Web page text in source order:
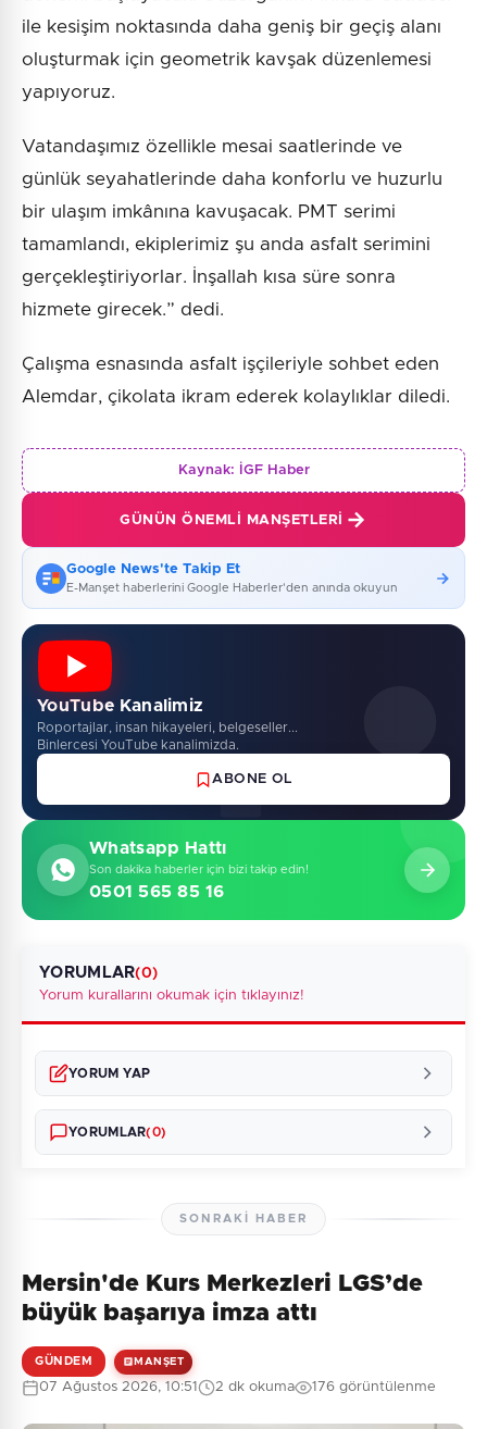
ile kesişim noktasında daha geniş bir geçiş alanı
oluşturmak için geometrik kavşak düzenlemesi
yapıyoruz.
Vatandaşımız özellikle mesai saatlerinde ve
günlük seyahatlerinde daha konforlu ve huzurlu
bir ulaşım imkânına kavuşacak. PMT serimi
tamamlandı, ekiplerimiz şu anda asfalt serimini
gerçekleştiriyorlar. İnşallah kısa süre sonra
hizmete girecek.” dedi.
Çalışma esnasında asfalt işçileriyle sohbet eden
Alemdar, çikolata ikram ederek kolaylıklar diledi.
Kaynak: İGF Haber
GÜNÜN ÖNEMLI MANŞETLERI
Google News'te Takip Et
E-Manşet haberlerini Google Haberler'den anında okuyun
YouTube Kanalimiz
Roportajlar, insan hikayeleri, belgeseller...
Binlercesi YouTube kanalimizda.
ABONE OL
Whatsapp Hattı
Son dakika haberler için bizi takip edin!
0501 565 85 16
YORUMLAR(0)
Yorum kurallarını okumak için tıklayınız!
YORUM YAP
YORUMLAR(0)
Henüz yorum yapılmamış. İlk yorumu siz yapın!
SONRAKI HABER
Mersin'de Kurs Merkezleri LGS’de
büyük başarıya imza attı
GÜNDEM MANŞET
07 Ağustos 2026, 10:51 2 dk okuma 176 görüntülenme